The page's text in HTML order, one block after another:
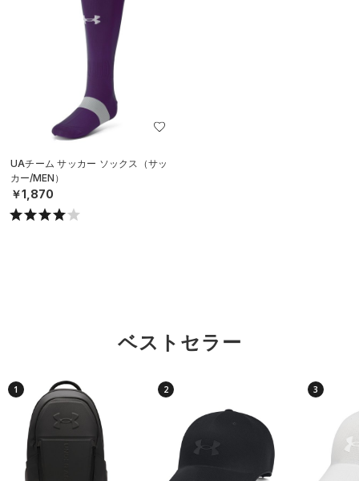
UAチーム サッカー ソックス（サッ
カー/MEN）
￥1,870
ベストセラー
1 2 3